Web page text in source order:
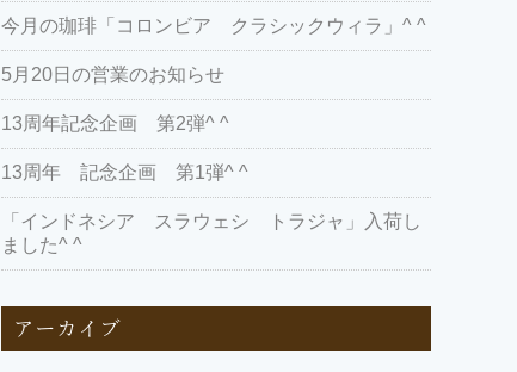
今月の珈琲「コロンビア クラシックウィラ」^ ^
5月20日の営業のお知らせ
13周年記念企画 第2弾^ ^
13周年 記念企画 第1弾^ ^
「インドネシア スラウェシ トラジャ」入荷し
ました^ ^
アーカイブ